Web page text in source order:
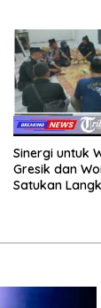
Sinergi untuk
Gresik dan
Satukan